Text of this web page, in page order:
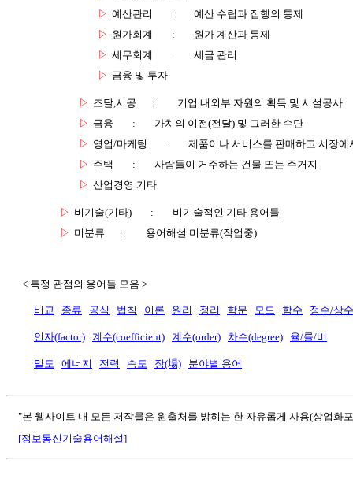
▷ 예산관리 :
예산 수립과 집행의 통제
▷ 원가회계 :
원가 계산과 통제
▷ 세무회계 :
세금 관리
▷ 금융 및 투자
▷ 조달,시공 :
기업 내외부 자원의 획득 및 시설공사
▷ 금융 :
가치의 이전(전달) 및 그러한 수단
▷ 영업/마케팅 :
제품이나 서비스를 판매하고 시장
▷ 주택 :
사람들이 거주하는 건물 또는 주거지
▷ 산업경영 기타
▷ 비기술(기타) :
비기술적인 기타 용어들
▷ 미분류 : 용어해설 미분류(작업중)
< 특정 관점의 용어들 모음 >
비교 종류 공식 법칙 이론 원리 정리 학문 모드 함수 정수/상수
인자(factor) 계수(coefficient) 계수(order) 차수(degree) 율/률/비
밀도 에너지 전력 속도 장(場) 분야별 용어
"본 웹사이트 내 모든 저작물은 원출처를 밝히는 한 자유롭게 사용(상업화
[정보통신기술용어해설]